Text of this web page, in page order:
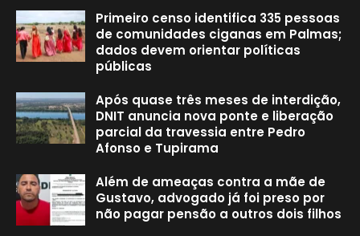
Primeiro censo identifica 335 pessoas
de comunidades ciganas em Palmas;
dados devem orientar políticas
públicas
Após quase três meses de interdição,
DNIT anuncia nova ponte e liberação
parcial da travessia entre Pedro
Afonso e Tupirama
Além de ameaças contra a mãe de
Gustavo, advogado já foi preso por
não pagar pensão a outros dois filhos